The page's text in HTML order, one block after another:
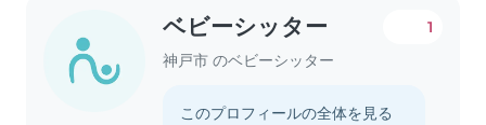
ベビーシッター
神戸市 のベビーシッター
1
このプロフィールの全体を見る